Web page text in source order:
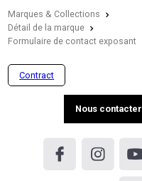
Marques & Collections
Détail de la marque
Formulaire de contact exposant
Contract
Nous contacter